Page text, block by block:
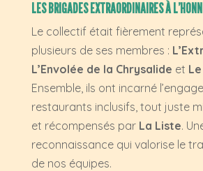
LES BRIGADES EXTRAORDINAIRES À
Le collectif était fièrement
plusieurs de ses membres :
L’Envolée de la Chrysalide et
Ensemble, ils ont incarné
restaurants inclusifs, tout juste
et récompensés par La Liste.
reconnaissance qui valorise le
de nos équipes.